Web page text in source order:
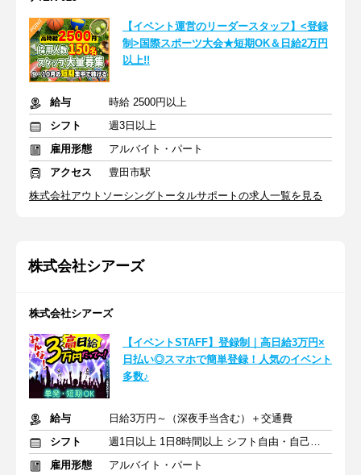
【イベント運営のリーダースタッフ】<登録
制>国際スポーツ大会★短期OK＆日給2万円
以上!!
給与
時給 2500円以上
シフト
週3日以上
雇用形態
アルバイト・パート
アクセス
豊田市駅
株式会社アウトソーシングトータルサポートの求人一覧を見る
株式会社シアーズ
株式会社シアーズ
【イベントSTAFF】登録制｜高日給3万円×
日払い◎スマホで簡単登録！人気のイベント
多数♪
給与
日給3万円～（深夜手当含む）＋交通費
シフト
週1日以上 1日8時間以上 シフト自由・自己申告
雇用形態
アルバイト・パート